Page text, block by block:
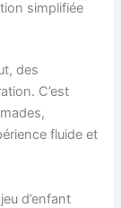
simplifiée
des
C’est
fluide et
d’enfant